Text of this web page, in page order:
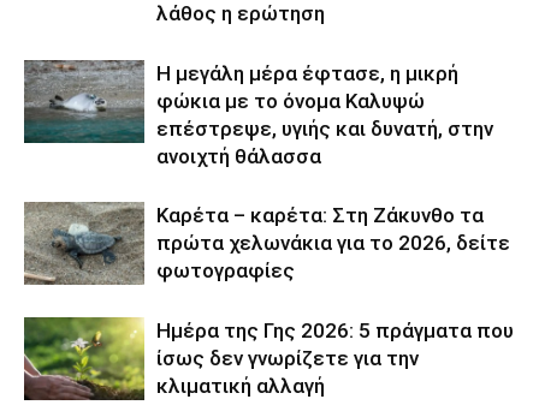
λάθος η ερώτηση
Η μεγάλη μέρα έφτασε, η μικρή
φώκια με το όνομα Καλυψώ
επέστρεψε, υγιής και δυνατή, στην
ανοιχτή θάλασσα
Καρέτα – καρέτα: Στη Ζάκυνθο τα
πρώτα χελωνάκια για το 2026, δείτε
φωτογραφίες
Ημέρα της Γης 2026: 5 πράγματα που
ίσως δεν γνωρίζετε για την
κλιματική αλλαγή